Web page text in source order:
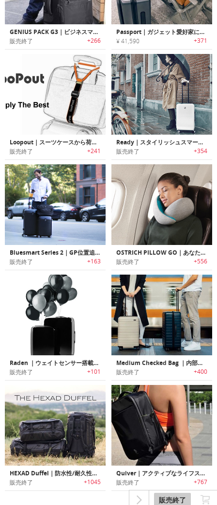
販売終了
GENIUS PACK G3｜ビジネスマンに最適な多機能キャリーオンサイズスーツケース「ジーニアスパックG3」
販売終了 +266
Passport｜ガジェット愛好家に最適なキャリーオンサイズのスーツケース「パスポート」
¥ 41,590 +371
Loopout｜スーツケースから荷物が落下するのを防止するラゲッジバンド「ループアウト」
販売終了 +241
Ready｜スタイリッシュスマートキャリーオンスーツケース「レディ」
販売終了 +354
Bluesmart Series 2｜GP位置追跡/ポータブルチャージャー搭載スマートスーツケース「ブルースマート2」
販売終了 +163
OSTRICH PILLOW GO｜あなたの首に合わせてサイズ調整可能な快適トラベルピロー「オーストリッチピローゴー」
販売終了 +556
Raden ｜ウェイトセンサー搭載スマートスーツケース「レイデン」
販売終了 +101
Medium Checked Bag ｜内部圧縮システム搭載で沢山荷物を収納可能なポリカーボネート製スーツケース
販売終了 +400
HEXAD Duffel｜防水性/耐久性に優れた多機能アウトドアダッフルバック「ヘックスアドダッフル」
販売終了 +1045
Quiver｜アクティブなライフスタイルに合わせてデザインされた多機能マルチバッグ 「クイバー」
販売終了 +767